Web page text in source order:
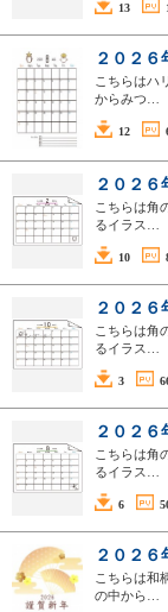
13
２０２
こちらはハ
からみつ…
12
２０２
こちらは角
るイラス…
10
２０２
こちらは角
るイラス…
3
２０２
こちらは角
るイラス…
6
２０２
こちらは和
の中から…